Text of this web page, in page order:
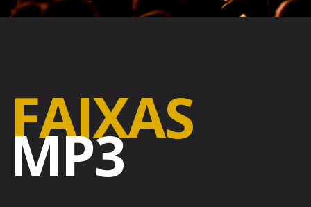
FAIXAS
MP3